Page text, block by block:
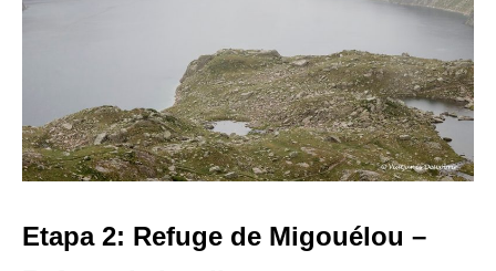
Etapa 2: Refuge de Migouélou –